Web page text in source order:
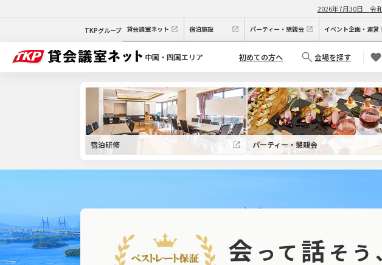
2026年7月30日 令
TKPグループ 貸会議室ネット 宿泊施設 パーティー・懇親会 イベント企画・運営
中国・四国エリア 初めての方へ 会場を探す
宿泊研修 パーティー・懇親会
会 って 話 そう